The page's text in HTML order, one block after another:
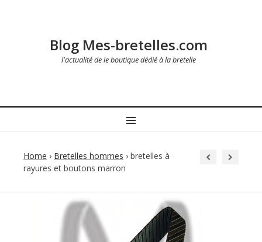
Blog Mes-bretelles.com
l'actualité de le boutique dédié à la bretelle
MENU
Home › Bretelles hommes › bretelles à
rayures et boutons marron